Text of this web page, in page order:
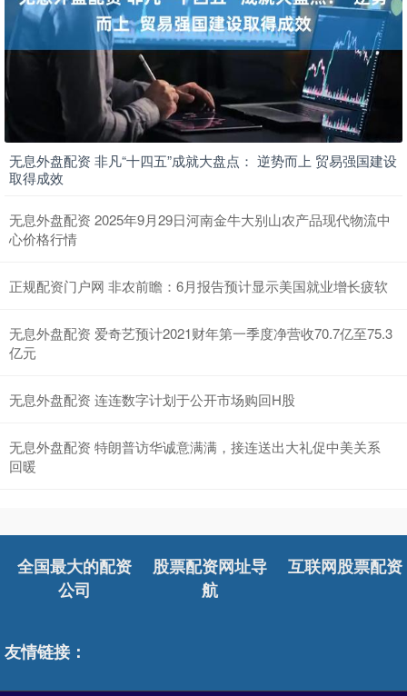
无息外盘配资 非凡“十四五”成就大盘点： 逆势而上 贸易强国建设
取得成效
无息外盘配资 2025年9月29日河南金牛大别山农产品现代物流中
心价格行情
正规配资门户网 非农前瞻：6月报告预计显示美国就业增长疲软
无息外盘配资 爱奇艺预计2021财年第一季度净营收70.7亿至75.3
亿元
无息外盘配资 连连数字计划于公开市场购回H股
无息外盘配资 特朗普访华诚意满满，接连送出大礼促中美关系
回暖
全国最大的配资
公司
股票配资网址导
航
互联网股票配资
友情链接：